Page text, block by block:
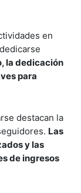
en
la dedicación
para
destacan la
Las
y las
de ingresos